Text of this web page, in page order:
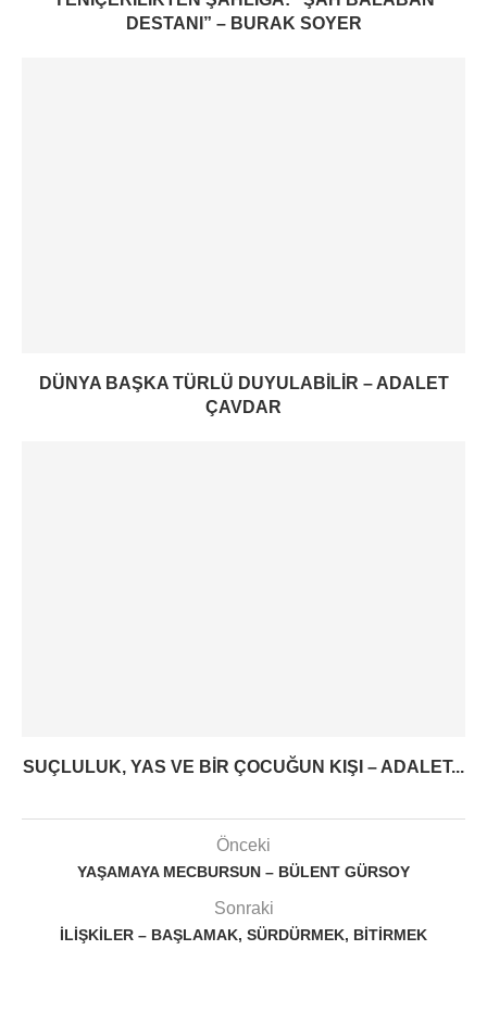
DESTANI” – BURAK SOYER
DÜNYA BAŞKA TÜRLÜ DUYULABILIR – ADALET
ÇAVDAR
SUÇLULUK, YAS VE BIR ÇOCUĞUN KIŞI – ADALET...
Önceki
YAŞAMAYA MECBURSUN – BÜLENT GÜRSOY
Sonraki
İLIŞKILER – BAŞLAMAK, SÜRDÜRMEK, BITIRMEK